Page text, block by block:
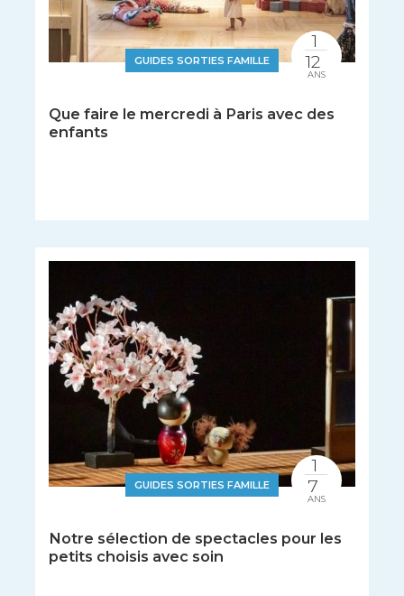
GUIDES SORTIES FAMILLE
Que faire le mercredi à Paris avec des
enfants
1
12
ANS
GUIDES SORTIES FAMILLE
Notre sélection de spectacles pour les
petits choisis avec soin
1
7
ANS